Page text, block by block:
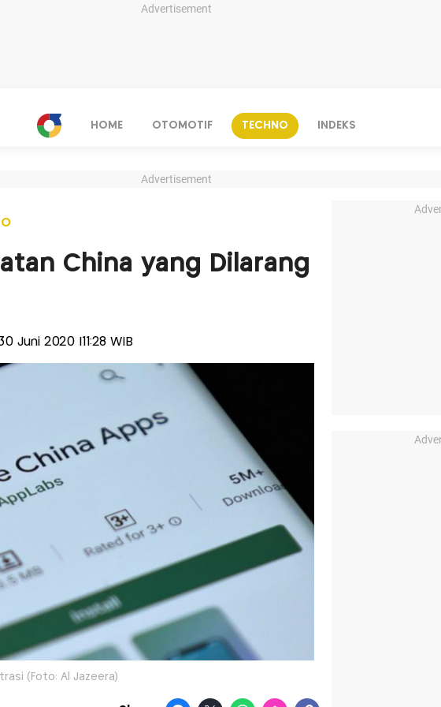
Advertisement
HOME OTOMOTIF TECHNO INDEKS
Advertisement
China yang Dilarang
Juni 2020 |11:28 WIB
(Foto: Al Jazeera)